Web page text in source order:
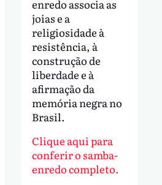
enredo associa as
joias e a
religiosidade à
resistência, à
construção de
liberdade e à
afirmação da
memória negra no
Brasil.
Clique aqui para
conferir o samba-
enredo completo.